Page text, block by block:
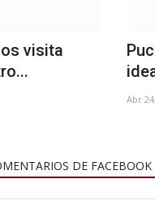
visita
Abr
DE FACEBOOK